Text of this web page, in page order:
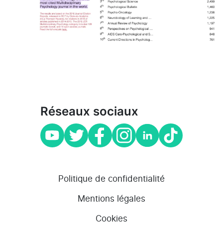
Réseaux sociaux
Politique de confidentialité
Mentions légales
Cookies